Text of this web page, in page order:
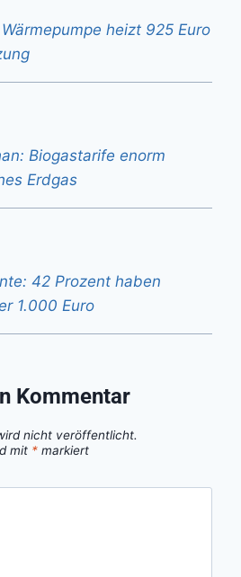
heizt 925 Euro
Biogastarife enorm
Erdgas
42 Prozent haben
1.000 Euro
Kommentar
nicht veröffentlicht.
mit * markiert